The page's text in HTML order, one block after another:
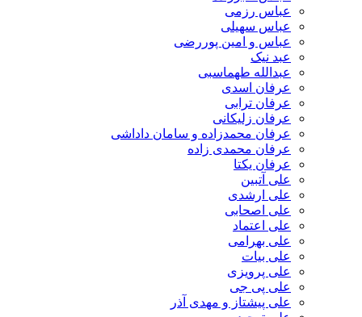
عباس رزمی
عباس سهیلی
عباس و امین پوررضی
عبد نیک
عبدالله طهماسبی‎
عرفان اسدی
عرفان ترابی
عرفان زلیکانی
عرفان محمدزاده و سامان داداشی
عرفان محمدی زاده
عرفان یکتا
علی آتبین
علی ارشدی
علی اصحابی
علی اعتماد
علی بهرامی
علی بیات
علی پرویزی
علی پی جی
علی پیشتاز و مهدی آذر